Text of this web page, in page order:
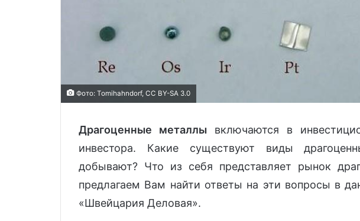
Фото: Tomihаhndorf, CC BY-SA 3.0
Драгоценные металлы включаются в
инвестора. Какие существуют виды
добывают? Что из себя представляет рынок
предлагаем Вам найти ответы на эти вопросы в
«Швейцария Деловая».